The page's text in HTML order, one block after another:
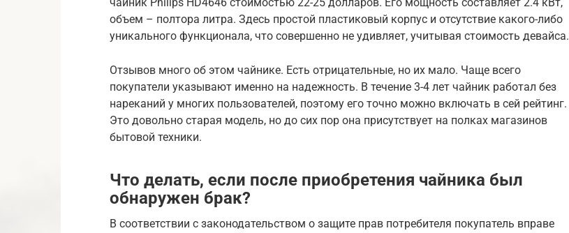
объем – полтора литра. Здесь простой пластиковый корпус и отсутствие какого-либо
уникального функционала, что совершенно не удивляет, учитывая стоимость девайса.
Отзывов много об этом чайнике. Есть отрицательные, но их мало. Чаще всего
покупатели указывают именно на надежность. В течение 3-4 лет чайник работал без
нареканий у многих пользователей, поэтому его точно можно включать в сей рейтинг.
Это довольно старая модель, но до сих пор она присутствует на полках магазинов
бытовой техники.
Что делать, если после приобретения чайника был
обнаружен брак?
В соответствии с законодательством о защите прав потребителя покупатель вправе